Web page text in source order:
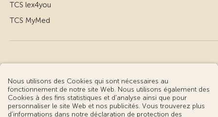
TCS lex4you
TCS MyMed